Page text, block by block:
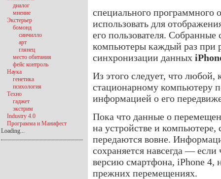
специального программного
использовать для
его пользователя.
компьютеры каждый раз при
синхронизации данных
Из этого следует, что
стационарному компьютеру
информацией о его
Пока что данные о
на устройстве и
передаются вовне.
сохраняется навсегда —
версию смартфона, iPhone 4,
прежних перемещениях.
диалог
мнение
Экстерьер
бомонд
синчилло
арт
глянец
место обитания
фейс контроль
Наука
генетика
психология
Техно
гаджет
экстрим
Industry 4.0
Программа и Манифест
Loading...